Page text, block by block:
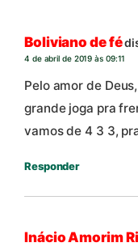
Boliviano de fé
4 de abril de 2019 às 09:11
Pelo amor de
grande joga pra
vamos de 4 3 3,
Responder
Inácio Amorim